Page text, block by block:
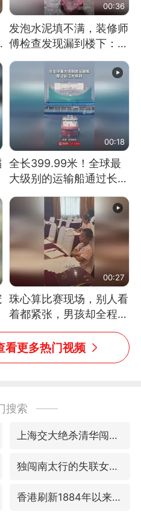
00:36
发泡水泥填不满，装修师
傅检查发现漏到楼下：出
风口未延伸到外墙
00:18
全长399.99米！全球最
大级别的运输船通过长江
大桥这一幕，太震撼了！
00:27
珠心算比赛现场，别人看
着都紧张，男孩却全程气
定神闲、从容作答，最终
拿下冠军。网友：这淡定
的样子，一看就是有实
看更多热门视频
搜索
上海交大绝杀清华闯进AUBL总决赛
独闯南太行的失联女生最后轨迹已确认
香港刷新1884年以来最高气温纪录